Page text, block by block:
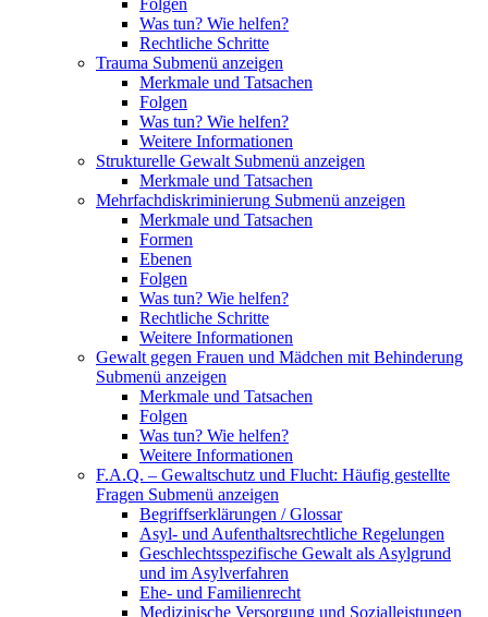
Folgen
Was tun? Wie helfen?
Rechtliche Schritte
Trauma Submenü anzeigen
Merkmale und Tatsachen
Folgen
Was tun? Wie helfen?
Weitere Informationen
Strukturelle Gewalt Submenü anzeigen
Merkmale und Tatsachen
Mehrfachdiskriminierung Submenü anzeigen
Merkmale und Tatsachen
Formen
Ebenen
Folgen
Was tun? Wie helfen?
Rechtliche Schritte
Weitere Informationen
Gewalt gegen Frauen und Mädchen mit Behinderung
Submenü anzeigen
Merkmale und Tatsachen
Folgen
Was tun? Wie helfen?
Weitere Informationen
F.A.Q. – Gewaltschutz und Flucht: Häufig gestellte
Fragen Submenü anzeigen
Begriffserklärungen / Glossar
Asyl- und Aufenthaltsrechtliche Regelungen
Geschlechtsspezifische Gewalt als Asylgrund
und im Asylverfahren
Ehe- und Familienrecht
Medizinische Versorgung und Sozialleistungen